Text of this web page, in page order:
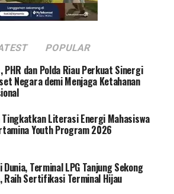
POPULAR
PHR dan Polda Riau Perkuat Sinergi
Negara demi Menjaga Ketahanan
Literasi Energi Mahasiswa
Youth Program 2026
Terminal LPG Tanjung Sekong
Raih Sertifikasi Terminal Hijau